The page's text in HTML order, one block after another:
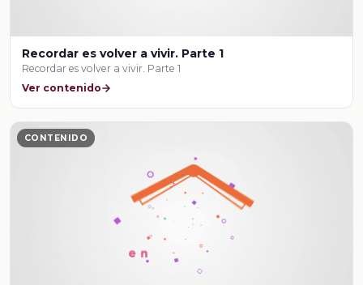
Recordar es volver a vivir. Parte 1
Recordar es volver a vivir. Parte 1
Ver contenido
CONTENIDO